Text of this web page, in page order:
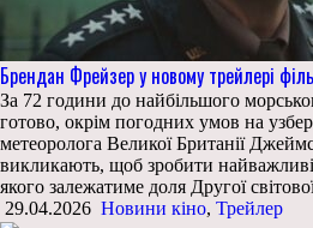
Брендан Фрейзер у новому трейлері
За 72 години до найбільшого
готово, окрім погодних умов на
метеоролога Великої Британії
викликають, щоб зробити
якого залежатиме доля Другої
29.04.2026 Новини кіно, Трейлер